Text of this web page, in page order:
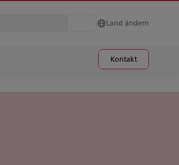
Land ändern
Kontakt